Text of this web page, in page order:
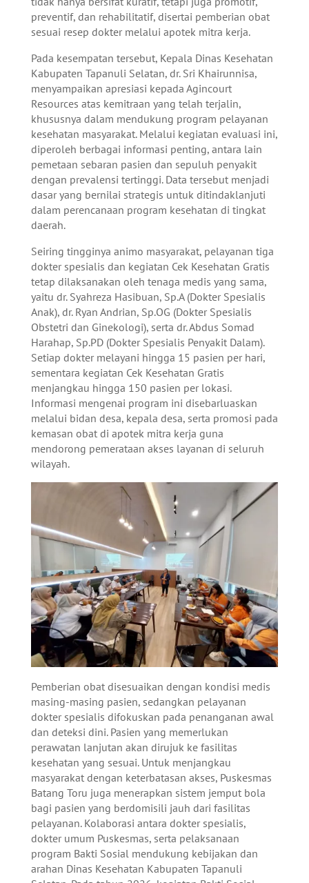
preventif, dan rehabilitatif, disertai pemberian obat
sesuai resep dokter melalui apotek mitra kerja.
Pada kesempatan tersebut, Kepala Dinas Kesehatan
Kabupaten Tapanuli Selatan, dr. Sri Khairunnisa,
menyampaikan apresiasi kepada Agincourt
Resources atas kemitraan yang telah terjalin,
khususnya dalam mendukung program pelayanan
kesehatan masyarakat. Melalui kegiatan evaluasi ini,
diperoleh berbagai informasi penting, antara lain
pemetaan sebaran pasien dan sepuluh penyakit
dengan prevalensi tertinggi. Data tersebut menjadi
dasar yang bernilai strategis untuk ditindaklanjuti
dalam perencanaan program kesehatan di tingkat
daerah.
Seiring tingginya animo masyarakat, pelayanan tiga
dokter spesialis dan kegiatan Cek Kesehatan Gratis
tetap dilaksanakan oleh tenaga medis yang sama,
yaitu dr. Syahreza Hasibuan, Sp.A (Dokter Spesialis
Anak), dr. Ryan Andrian, Sp.OG (Dokter Spesialis
Obstetri dan Ginekologi), serta dr. Abdus Somad
Harahap, Sp.PD (Dokter Spesialis Penyakit Dalam).
Setiap dokter melayani hingga 15 pasien per hari,
sementara kegiatan Cek Kesehatan Gratis
menjangkau hingga 150 pasien per lokasi.
Informasi mengenai program ini disebarluaskan
melalui bidan desa, kepala desa, serta promosi pada
kemasan obat di apotek mitra kerja guna
mendorong pemerataan akses layanan di seluruh
wilayah.
Pemberian obat disesuaikan dengan kondisi medis
masing-masing pasien, sedangkan pelayanan
dokter spesialis difokuskan pada penanganan awal
dan deteksi dini. Pasien yang memerlukan
perawatan lanjutan akan dirujuk ke fasilitas
kesehatan yang sesuai. Untuk menjangkau
masyarakat dengan keterbatasan akses, Puskesmas
Batang Toru juga menerapkan sistem jemput bola
bagi pasien yang berdomisili jauh dari fasilitas
pelayanan. Kolaborasi antara dokter spesialis,
dokter umum Puskesmas, serta pelaksanaan
program Bakti Sosial mendukung kebijakan dan
arahan Dinas Kesehatan Kabupaten Tapanuli